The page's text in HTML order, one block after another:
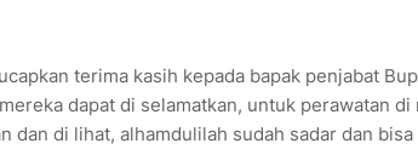
terima kasih kepada bapak penjabat
dapat di selamatkan, untuk perawatan
dan di lihat, alhamdulilah sudah sadar dan